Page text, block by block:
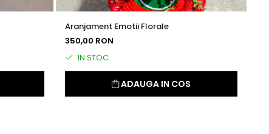
Aranjament Emotii Florale
350,00 RON
IN STOC
ADAUGA IN COS